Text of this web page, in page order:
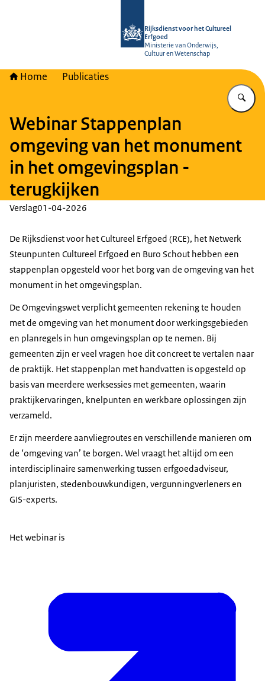
Rijksdienst voor het Cultureel
Erfgoed
Ministerie van Onderwijs,
Cultuur en Wetenschap
Home Publicaties
Webinar Stappenplan
omgeving van het monument
in het omgevingsplan -
terugkijken
Verslag01-04-2026
De Rijksdienst voor het Cultureel Erfgoed (RCE), het Netwerk
Steunpunten Cultureel Erfgoed en Buro Schout hebben een
stappenplan opgesteld voor het borg van de omgeving van het
monument in het omgevingsplan.
De Omgevingswet verplicht gemeenten rekening te houden
met de omgeving van het monument door werkingsgebieden
en planregels in hun omgevingsplan op te nemen. Bij
gemeenten zijn er veel vragen hoe dit concreet te vertalen naar
de praktijk. Het stappenplan met handvatten is opgesteld op
basis van meerdere werksessies met gemeenten, waarin
praktijkervaringen, knelpunten en werkbare oplossingen zijn
verzameld.
Er zijn meerdere aanvliegroutes en verschillende manieren om
de ‘omgeving van’ te borgen. Wel vraagt het altijd om een
interdisciplinaire samenwerking tussen erfgoedadviseur,
planjuristen, stedenbouwkundigen, vergunningverleners en
GIS-experts.
Het webinar is